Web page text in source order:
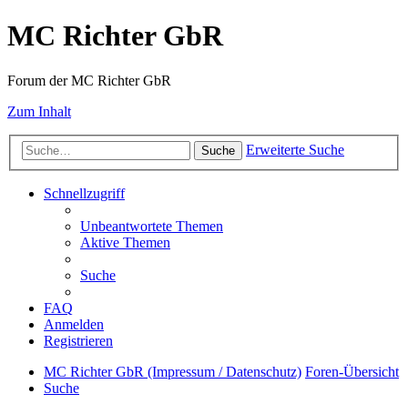
MC Richter GbR
Forum der MC Richter GbR
Zum Inhalt
Suche Erweiterte Suche
Schnellzugriff
Unbeantwortete Themen
Aktive Themen
Suche
FAQ
Anmelden
Registrieren
MC Richter GbR (Impressum / Datenschutz) Foren-Übersicht
Suche